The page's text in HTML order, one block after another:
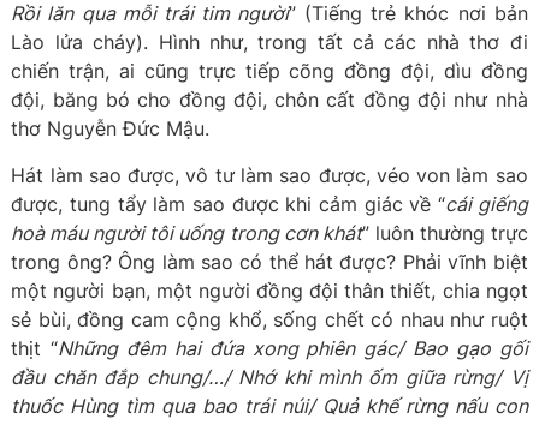
Rồi lăn qua mỗi trái tim người” (Tiếng trẻ khóc nơi bản
Lào lửa cháy). Hình như, trong tất cả các nhà thơ đi
chiến trận, ai cũng trực tiếp cõng đồng đội, dìu đồng
đội, băng bó cho đồng đội, chôn cất đồng đội như nhà
thơ Nguyễn Đức Mậu.
Hát làm sao được, vô tư làm sao được, véo von làm sao
được, tung tẩy làm sao được khi cảm giác về “cái giếng
hoà máu người tôi uống trong cơn khát” luôn thường trực
trong ông? Ông làm sao có thể hát được? Phải vĩnh biệt
một người bạn, một người đồng đội thân thiết, chia ngọt
sẻ bùi, đồng cam cộng khổ, sống chết có nhau như ruột
thịt “Những đêm hai đứa xong phiên gác/ Bao gạo gối
đầu chăn đắp chung/…/ Nhớ khi mình ốm giữa rừng/ Vị
thuốc Hùng tìm qua bao trái núi/ Quả khế rừng nấu con